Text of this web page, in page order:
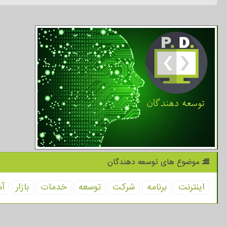
موضوع های توسعه دهندگان
اینترنت برنامه شركت توسعه خدمات بازار